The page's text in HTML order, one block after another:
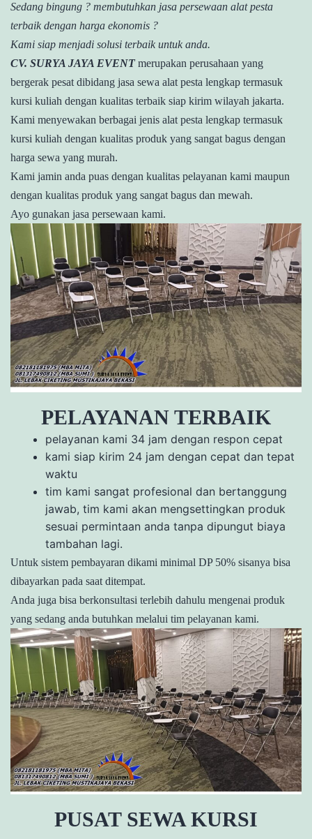
Sedang bingung ? membutuhkan jasa persewaan alat pesta
terbaik dengan harga ekonomis ?
Kami siap menjadi solusi terbaik untuk anda.
CV. SURYA JAYA EVENTmerupakan perusahaan yang
bergerak pesat dibidang jasa sewa alat pesta lengkap termasuk
kursi kuliah dengan kualitas terbaik siap kirim wilayah jakarta.
Kami menyewakan berbagai jenis alat pesta lengkap termasuk
kursi kuliah dengan kualitas produk yang sangat bagus dengan
harga sewa yang murah.
Kami jamin anda puas dengan kualitas pelayanan kami maupun
dengan kualitas produk yang sangat bagus dan mewah.
Ayo gunakan jasa persewaan kami.
PELAYANAN TERBAIK
pelayanan kami 34 jam dengan respon cepat
kami siap kirim 24 jam dengan cepat dan tepat
waktu
tim kami sangat profesional dan bertanggung
jawab, tim kami akan mengsettingkan produk
sesuai permintaan anda tanpa dipungut biaya
tambahan lagi.
Untuk sistem pembayaran dikami minimal DP 50% sisanya bisa
dibayarkan pada saat ditempat.
Anda juga bisa berkonsultasi terlebih dahulu mengenai produk
yang sedang anda butuhkan melalui tim pelayanan kami.
PUSAT SEWA KURSI